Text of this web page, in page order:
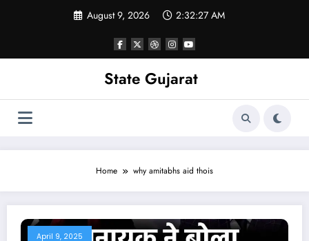
August 9, 2026 2:32:28 AM
State Gujarat
Home why amitabhs aid thois
April 9, 2025